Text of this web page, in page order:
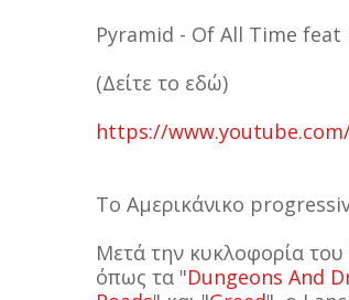
Pyramid - Of All Time feat
(Δείτε το εδώ)
https://www.youtube.com/
Το Αμερικάνικο
Μετά την κυκλοφορία
όπως τα "Dungeons And